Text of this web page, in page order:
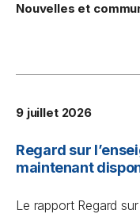
Nouvelles et
9 juillet 2026
Regard sur
maintenant
Le rapport Regard